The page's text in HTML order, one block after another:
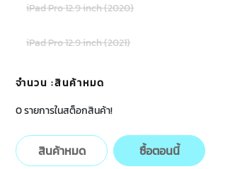
iPad Pro 12.9 inch (2020)
iPad Pro 12.9 inch (2021)
จำนวน:สินค้าหมด
0 รายการในสต็อกสินค้า!
สินค้าหมด ซื้อตอนนี้